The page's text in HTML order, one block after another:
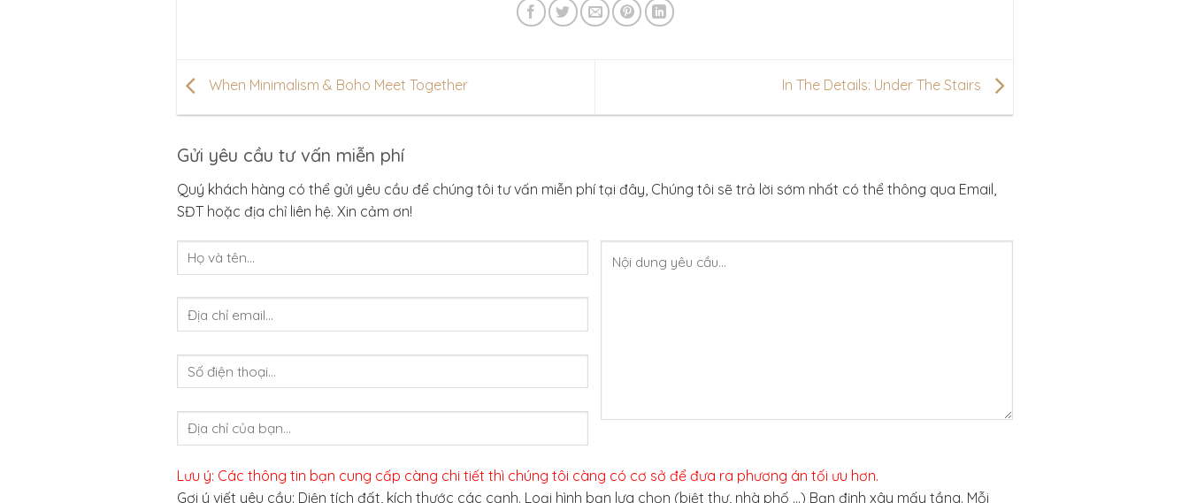
When Minimalism & Boho Meet Together In The Details: Under The Stairs
Gửi yêu cầu tư vấn miễn phí
Quý khách hàng có thể gửi yêu cầu để chúng tôi tư vấn miễn phí tại đây, Chúng tôi sẽ trả lời sớm nhất có thể thông qua Email,
SĐT hoặc địa chỉ liên hệ. Xin cảm ơn!
Lưu ý: Các thông tin bạn cung cấp càng chi tiết thì chúng tôi càng có cơ sở để đưa ra phương án tối ưu hơn.
Gợi ý viết yêu cầu: Diện tích đất, kích thước các cạnh. Loại hình bạn lựa chọn (biệt thự, nhà phố …) Bạn định xây mấy tầng. Mỗi